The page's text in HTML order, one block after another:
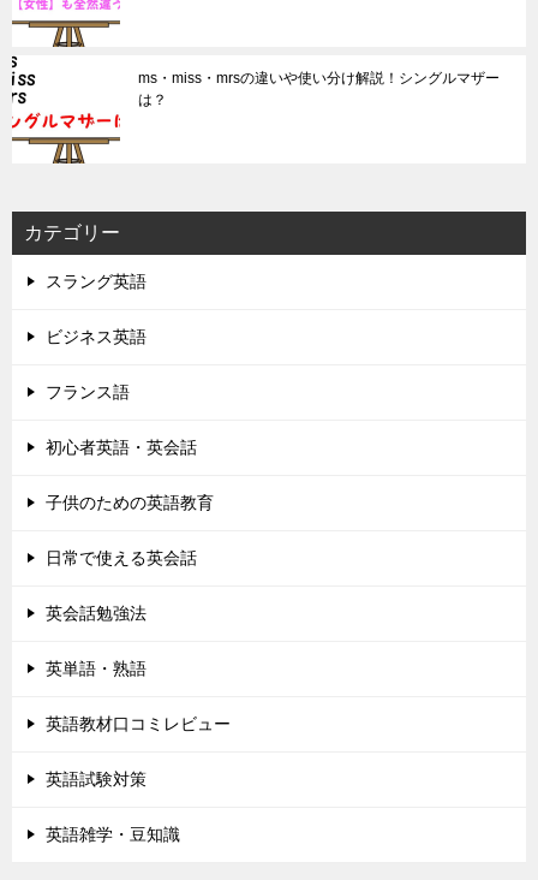
ms・miss・mrsの違いや使い分け解説！シングルマザー
は？
カテゴリー
スラング英語
ビジネス英語
フランス語
初心者英語・英会話
子供のための英語教育
日常で使える英会話
英会話勉強法
英単語・熟語
英語教材口コミレビュー
英語試験対策
英語雑学・豆知識